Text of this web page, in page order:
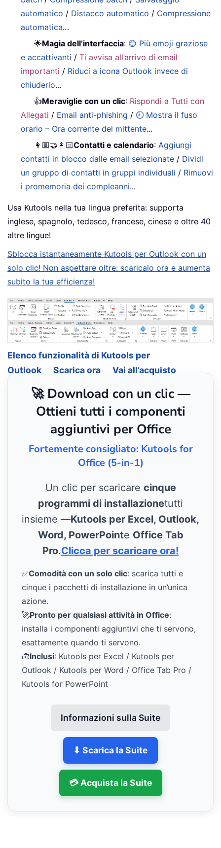
automatico / Distacco automatico / Compressione
automatica…
🌟Magia dell’interfaccia: 😊 Più emoji graziose
e accattivanti /Ti avvisa all’arrivo di email
importanti / Riduci a icona Outlook invece di
chiuderlo...
👍Meraviglie con un clic: Rispondi a Tutti con
Allegati / Email anti-phishing / 🕘 Mostra il fuso
orario – Ora corrente del mittente...
👩🏼‍🤝‍👩🏻Contatti e calendario:Aggiungi
contatti in blocco dalle email selezionate / Dividi
un gruppo di contatti in gruppi individuali / Rimuovi
i promemoria dei compleanni...
Usa Kutools nella tua lingua preferita: supporta
inglese, spagnolo, tedesco, francese, cinese e oltre 40
altre lingue!
Sblocca istantaneamente Kutools per Outlook con un
solo clic! Non aspettare oltre: scaricalo ora e aumenta
subito la tua efficienza!
Elenco funzionalità di Kutools per
Outlook
Scarica ora Vai all’acquisto
🚀 Download con un clic —
Ottieni tutti i componenti
aggiuntivi per Office
Fortemente consigliato: Kutools for
Office (5-in-1)
Un clic per scaricare cinque
programmi di installazionetutti
insieme —Kutools per Excel, Outlook,
Word, PowerPointe Office Tab
Pro.Clicca per scaricare ora!
✅Comodità con un solo clic: scarica tutti e
cinque i pacchetti di installazione in un’unica
azione.
🚀Pronto per qualsiasi attività in Office:
installa i componenti aggiuntivi che ti servono,
esattamente quando ti servono.
🧰Inclusi: Kutools per Excel / Kutools per
Outlook / Kutools per Word / Office Tab Pro /
Kutools for PowerPoint
Informazioni sulla Suite
⬇ Scarica la Suite
💳 Acquista la Suite